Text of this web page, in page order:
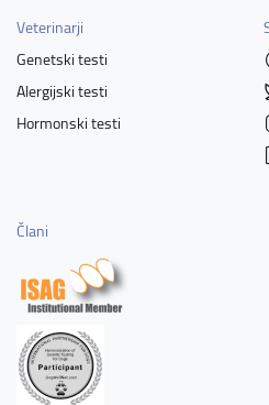
Veterinarji
Genetski testi
Alergijski testi
Hormonski testi
Člani